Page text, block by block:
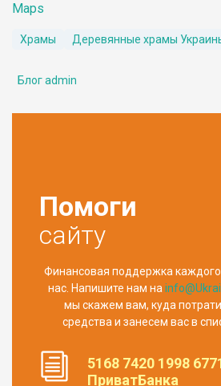
Maps
Храмы Деревянные храмы
Блог admin
Помоги
сайту
Финансовая поддержка
нас. Напишите нам на
мы скажем вам, куда
средства и занесем вас в
5168 7420 1998
ПриватБанка